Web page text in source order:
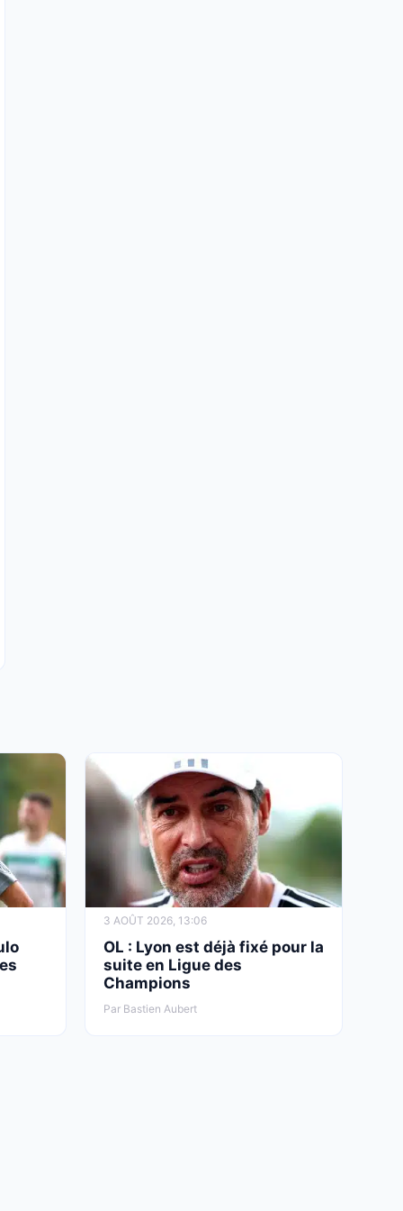
3 AOÛT 2026, 13:06
OL : Lyon est déjà fixé pour la
suite en Ligue des
Champions
Par Bastien Aubert